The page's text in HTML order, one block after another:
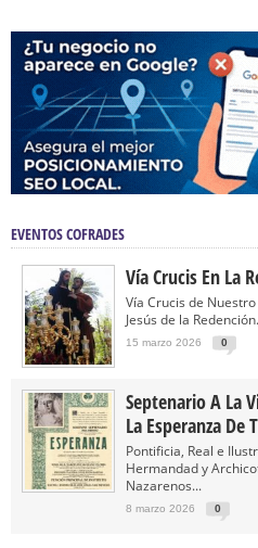
EVENTOS COFRADES
Vía Crucis En La
Vía Crucis de
Jesús de la
15 marzo 2026 0
Septenario A La
La Esperanza De
Pontificia, Real e
Hermandad y
Nazarenos...
8 marzo 2026 0